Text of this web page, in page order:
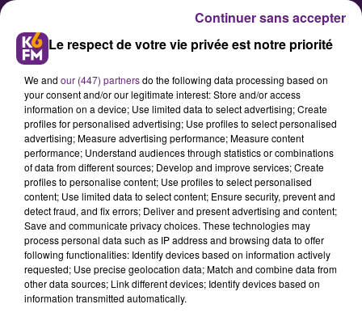
Prise de CirQ : Dijon fait son
cirque cette semaine
L'association CirQ'ônflex a lancé
jeudi soir au théâtre Mansart de
Dijon l'édition 2017 de son festival
Prise de CirQ'. Jusqu'au 22 avril, il
Le respect de votre vie privée est notre priorité
We and our (447) partnersdo the following data processing based on
your consent and/or our legitimate interest: Store and/or access
information on a device; Use limited data to select advertising; Create
profiles for personalised advertising; Use profiles to select personalised
advertising; Measure advertising performance; Measure content
performance; Understand audiences through statistics or combinations
of data from different sources; Develop and improve services; Create
profiles to personalise content; Use profiles to select personalised
content; Use limited data to select content; Ensure security, prevent and
detect fraud, and fix errors; Deliver and present advertising and content;
Save and communicate privacy choices. These technologies may
process personal data such as IP address and browsing data to offer
following functionalities: Identify devices based on information actively
requested; Use precise geolocation data; Match and combine data from
other data sources; Link different devices; Identify devices based on
information transmitted automatically.
Continuer sans accepter